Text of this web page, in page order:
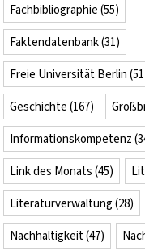
Fachbibliographie (55)
Faktendatenbank(31)
Freie Universität Berlin
Geschichte (167)
Informationskompetenz
Link des Monats (45)
Literaturverwaltung (28)
Nachhaltigkeit(47)